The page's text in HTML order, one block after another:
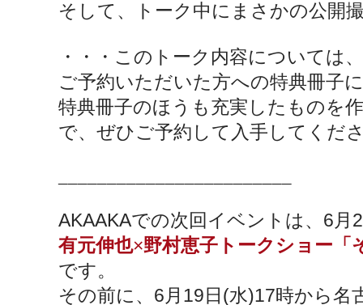
そして、トーク中にまさかの公開
・・・このトーク内容については
ご予約いただいた方への特典冊子
特典冊子のほうも充実したものを
で、ぜひご予約して入手してくだ
AKAAKAでの次回イベントは、 6 月
有元伸也×野村恵子トークショー「
です。
その前に、 6 月 19 日 (水)17時から名